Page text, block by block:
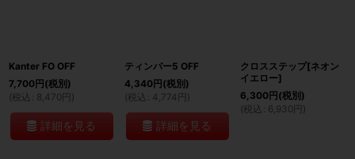
Kanter FO OFF
7,700 円 (税別)
(税込 : 8,470 円 )
詳細を見る
ティンバー5 OFF
4,340円 (税別)
(税込 : 4,774 円 )
詳細を見る
クロスステップ[ネオン
イエロー]
6,300円 (税別)
(税込 : 6,930 円 )